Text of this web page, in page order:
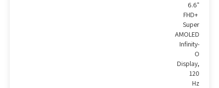
"6.6
FHD+
Super
AMOLED
Infinity-
Display,
120
Hz